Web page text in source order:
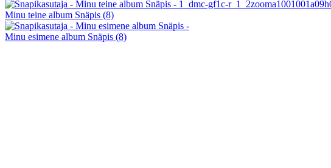
Minu teine album Snäpis (8)
Minu esimene album Snäpis (8)